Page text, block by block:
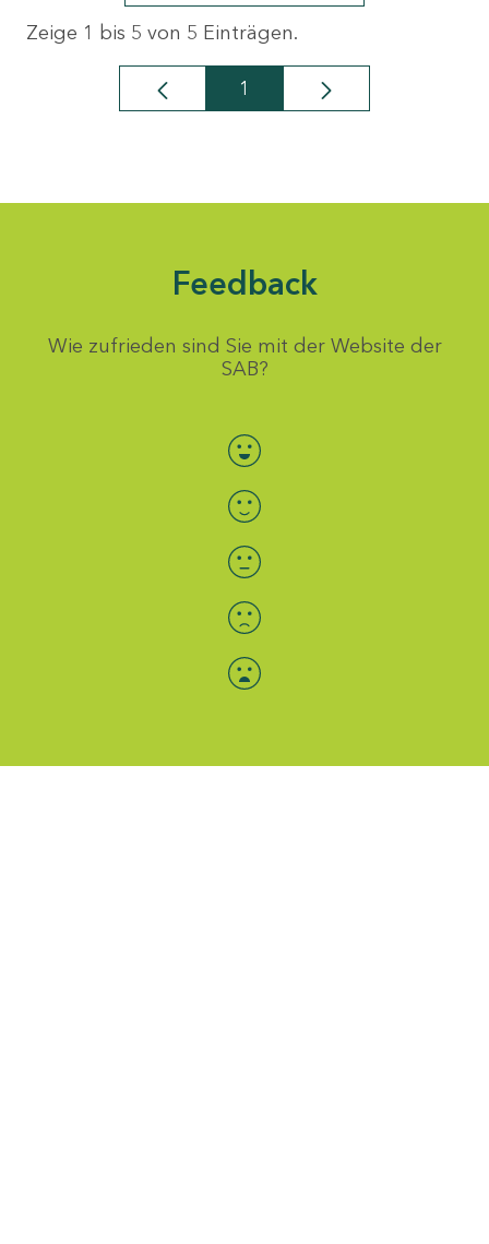
Zeige 1 bis 5 von 5 Einträgen.
Seite
1
Feedback
Wie zufrieden sind Sie mit der Website der
SAB?
Bewertung auswählen